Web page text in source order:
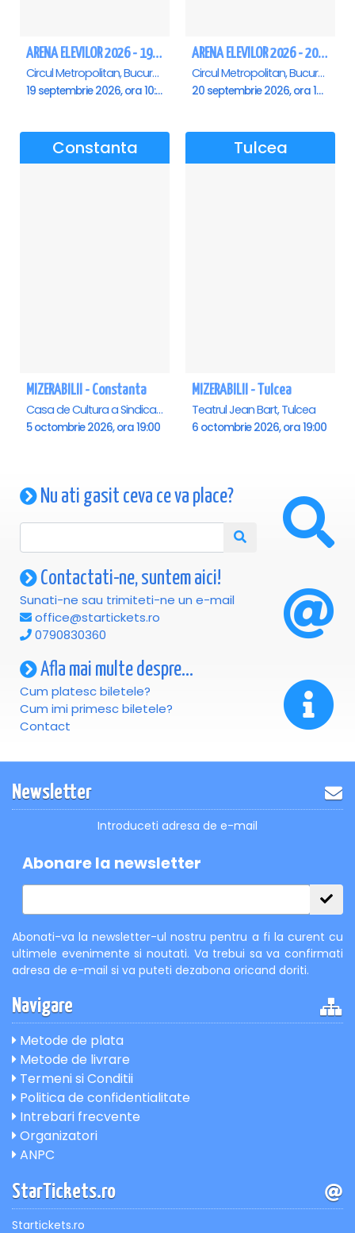
ARENA ELEVILOR 2026 - 19 Septembrie
Circul Metropolitan, Bucuresti
19 septembrie 2026, ora 10:00
ARENA ELEVILOR 2026 - 20 Septembrie
Circul Metropolitan, Bucuresti
20 septembrie 2026, ora 10:00
Constanta
MIZERABILII - Constanta
Casa de Cultura a Sindicatelor - Sala Mare, Constanta
5 octombrie 2026, ora 19:00
Tulcea
MIZERABILII - Tulcea
Teatrul Jean Bart, Tulcea
6 octombrie 2026, ora 19:00
Nu ati gasit ceva ce va place?
Contactati-ne, suntem aici!
Sunati-ne sau trimiteti-ne un e-mail
office@startickets.ro
0790830360
Afla mai multe despre...
Cum platesc biletele?
Cum imi primesc biletele?
Contact
Newsletter
Introduceti adresa de e-mail
Abonare la newsletter
Abonati-va la newsletter-ul nostru pentru a fi la curent cu
ultimele evenimente si noutati. Va trebui sa va confirmati
adresa de e-mail si va puteti dezabona oricand doriti.
Navigare
Metode de plata
Metode de livrare
Termeni si Conditii
Politica de confidentialitate
Intrebari frecvente
Organizatori
ANPC
StarTickets.ro
Startickets.ro